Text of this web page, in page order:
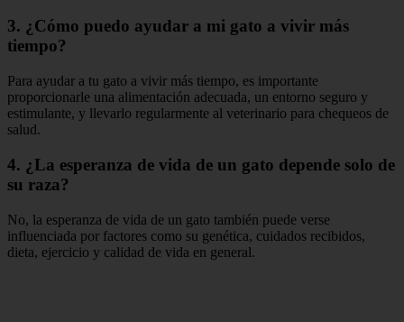
3. ¿Cómo puedo ayudar a mi gato a vivir más
tiempo?
Para ayudar a tu gato a vivir más tiempo, es importante
proporcionarle una alimentación adecuada, un entorno seguro y
estimulante, y llevarlo regularmente al veterinario para chequeos de
salud.
4. ¿La esperanza de vida de un gato depende solo de
su raza?
No, la esperanza de vida de un gato también puede verse
influenciada por factores como su genética, cuidados recibidos,
dieta, ejercicio y calidad de vida en general.